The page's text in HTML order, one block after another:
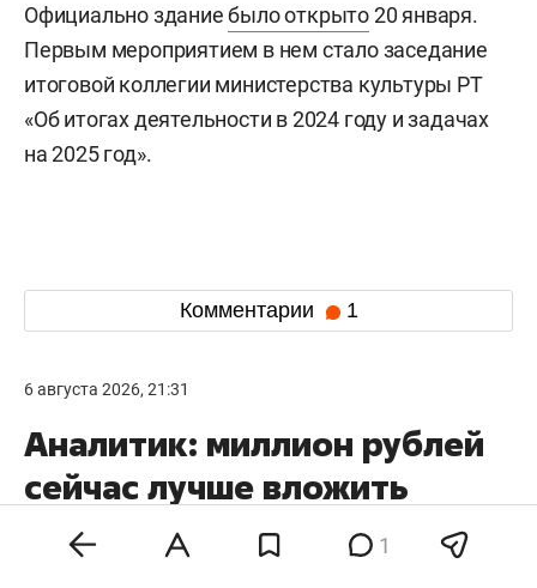
Официально зданиебыло открыто20 января.
Первым мероприятием в нем стало заседание
итоговой коллегии министерства культуры РТ
«Об итогах деятельности в 2024 году и задачах
на 2025 год».
Комментарии 1
6 августа 2026, 21:31
Аналитик: миллион рублей
сейчас лучше вложить
в банковский депозит,
а не в недвижимость
1